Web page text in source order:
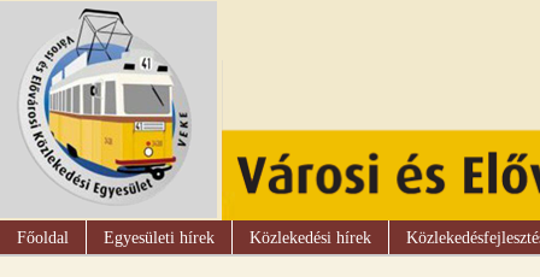
Főoldal Egyesületi hírek Közlekedési hírek